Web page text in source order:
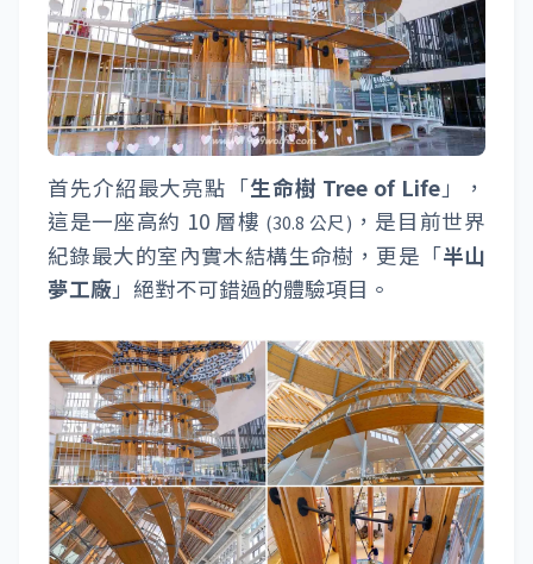
首先介紹最大亮點「生命樹 Tree of Life」，
這是一座高約 10 層樓 (30.8 公尺) ，是目前世界
紀錄最大的室內實木結構生命樹，更是「半山
夢工廠」絕對不可錯過的體驗項目。